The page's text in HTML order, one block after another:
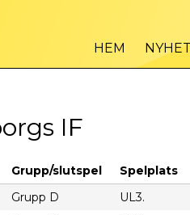
HEM
IF
Grupp/slutspel Spelplats
Grupp D UL3.